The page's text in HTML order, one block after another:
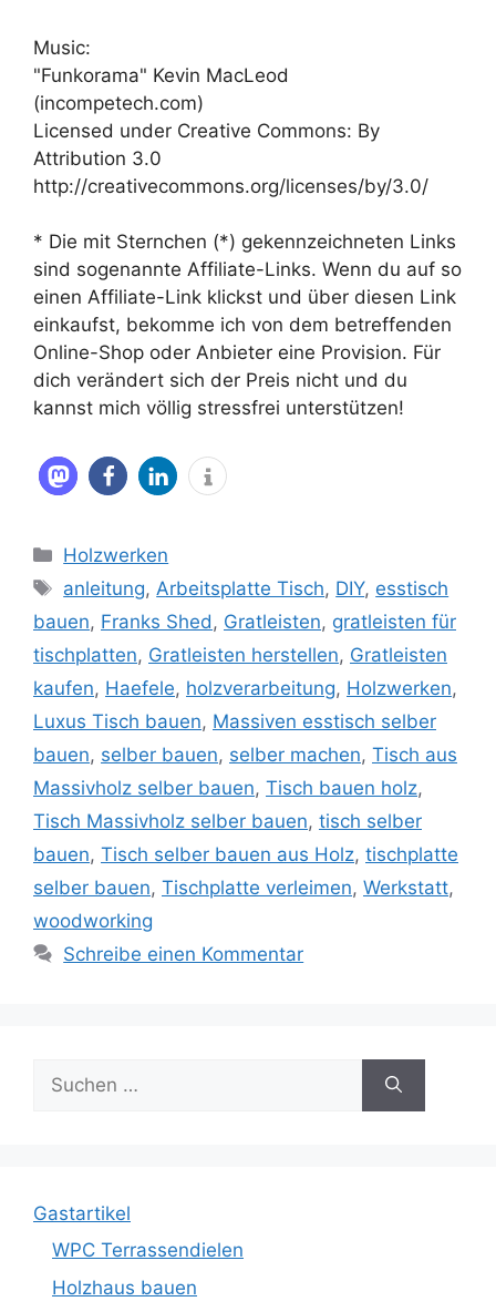
Music:
"Funkorama" Kevin MacLeod
(incompetech.com)
Licensed under Creative Commons: By
Attribution 3.0
http://creativecommons.org/licenses/by/3.0/
* Die mit Sternchen (*) gekennzeichneten Links
sind sogenannte Affiliate-Links. Wenn du auf so
einen Affiliate-Link klickst und über diesen Link
einkaufst, bekomme ich von dem betreffenden
Online-Shop oder Anbieter eine Provision. Für
dich verändert sich der Preis nicht und du
kannst mich völlig stressfrei unterstützen!
Kategorien
Holzwerken
Schlagwörter
anleitung, Arbeitsplatte Tisch, DIY, esstisch
bauen, Franks Shed , Gratleisten, gratleisten für
tischplatten, Gratleisten herstellen, Gratleisten
kaufen, Haefele, holzverarbeitung, Holzwerken,
Luxus Tisch bauen, Massiven esstisch selber
bauen, selber bauen, selber machen, Tisch aus
Massivholz selber bauen, Tisch bauen holz,
Tisch Massivholz selber bauen, tisch selber
bauen, Tisch selber bauen aus Holz, tischplatte
selber bauen, Tischplatte verleimen, Werkstatt,
woodworking
Schreibe einen Kommentar
nach:
Gastartikel
WPC Terrassendielen
Holzhaus bauen